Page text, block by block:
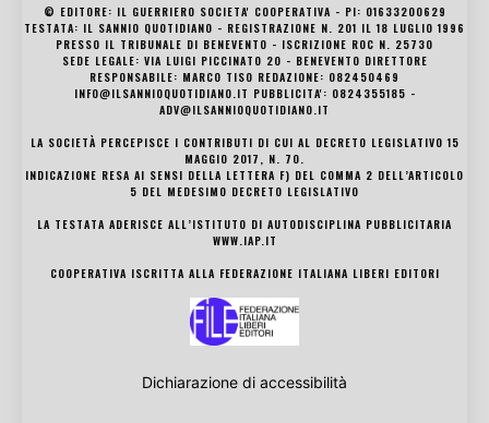
© EDITORE: IL GUERRIERO SOCIETA' COOPERATIVA - PI: 01633200629
TESTATA: IL SANNIO QUOTIDIANO - REGISTRAZIONE N. 201 IL 18 LUGLIO 1996
PRESSO IL TRIBUNALE DI BENEVENTO - ISCRIZIONE ROC N. 25730
SEDE LEGALE: VIA LUIGI PICCINATO 20 - BENEVENTO DIRETTORE
RESPONSABILE: MARCO TISO REDAZIONE: 082450469
INFO@ILSANNIOQUOTIDIANO.IT PUBBLICITA': 0824355185 -
ADV@ILSANNIOQUOTIDIANO.IT
LA SOCIETÀ PERCEPISCE I CONTRIBUTI DI CUI AL DECRETO LEGISLATIVO 15
MAGGIO 2017, N. 70.
INDICAZIONE RESA AI SENSI DELLA LETTERA F) DEL COMMA 2 DELL’ARTICOLO
5 DEL MEDESIMO DECRETO LEGISLATIVO
LA TESTATA ADERISCE ALL’ISTITUTO DI AUTODISCIPLINA PUBBLICITARIA
WWW.IAP.IT
COOPERATIVA ISCRITTA ALLA FEDERAZIONE ITALIANA LIBERI EDITORI
Dichiarazione di accessibilità